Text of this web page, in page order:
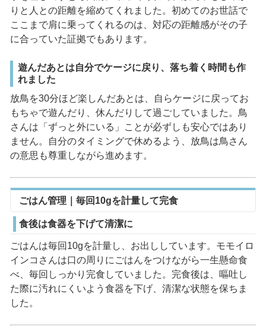
りと人との距離を縮めてくれました。初めてのお世話で
ここまで肩に乗ってくれるのは、対応の距離感がその子
に合っていた証拠でもあります。
遊んだあとは自分でケージに戻り、落ち着く時間も作
れました
放鳥を30分ほど楽しんだあとは、自らケージに戻ってお
もちゃで遊んだり、休んだりして過ごしていました。鳥
さんは「ずっと外にいる」ことが必ずしも安心ではあり
ません。自分のタイミングで休めるよう、放鳥は鳥さん
の意思も尊重しながら進めます。
ごはん管理｜毎回10gを計量して完食
食後は食器を下げて清潔に
ごはんは毎回10gを計量し、お出ししています。モモイロ
インコさんは口の周りにごはんをつけながら一生懸命食
べ、毎回しっかり完食していました。完食後は、嘔吐し
た際に汚れにくいよう食器を下げ、清潔な状態を保ちま
した。